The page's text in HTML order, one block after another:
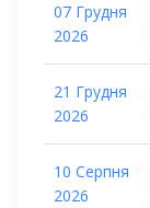
07 Грудня
2026
21 Грудня
2026
10 Серпня
2026